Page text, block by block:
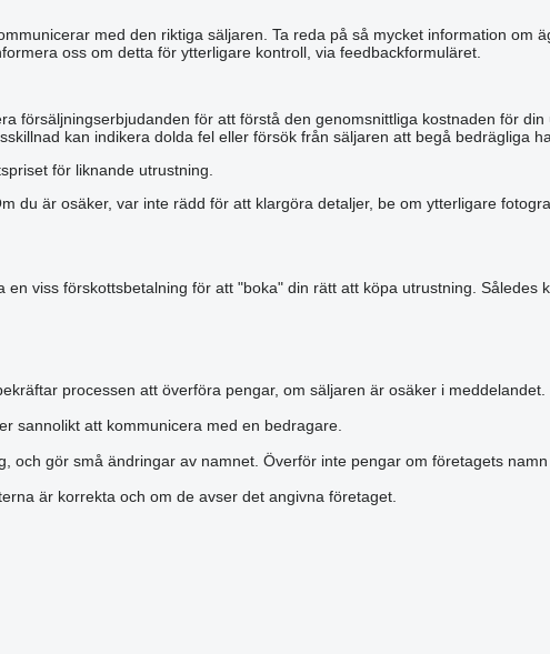
med den riktiga säljaren. Ta reda på så mycket information om
oss om detta för ytterligare kontroll, via feedbackformuläret.
försäljningserbjudanden för att förstå den genomsnittliga kostnaden för
kan indikera dolda fel eller försök från säljaren att begå bedrägliga
för liknande utrustning.
du är osäker, var inte rädd för att klargöra detaljer, be om ytterligare
viss förskottsbetalning för att "boka" din rätt att köpa utrustning.
processen att överföra pengar, om säljaren är osäker i meddelandet.
sannolikt att kommunicera med en bedragare.
och gör små ändringar av namnet. Överför inte pengar om företagets
är korrekta och om de avser det angivna företaget.